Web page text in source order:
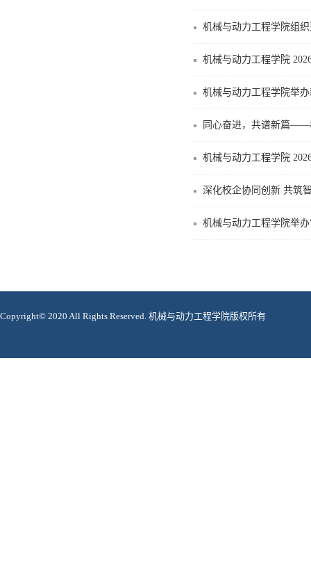
机械与动力工程学院组
机械与动力工程学院
机械与动力工程学院举
同心奋进，共谱新篇——
机械与动力工程学院
深化校企协同创新 共筑
机械与动力工程学院举
Copyright© 2020 All Rights Reserved. 机械与动力工程学院版权所有